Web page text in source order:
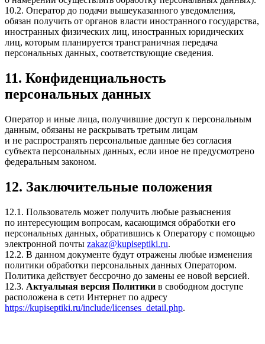
10.2. Оператор до подачи вышеуказанного уведомления,
обязан получить от органов власти иностранного государства,
иностранных физических лиц, иностранных юридических
лиц, которым планируется трансграничная передача
персональных данных, соответствующие сведения.
11. Конфиденциальность
персональных данных
Оператор и иные лица, получившие доступ к персональным
данным, обязаны не раскрывать третьим лицам
и не распространять персональные данные без согласия
субъекта персональных данных, если иное не предусмотрено
федеральным законом.
12. Заключительные положения
12.1. Пользователь может получить любые разъяснения
по интересующим вопросам, касающимся обработки его
персональных данных, обратившись к Оператору с помощью
электронной почты zakaz@kupiseptiki.ru.
12.2. В данном документе будут отражены любые изменения
политики обработки персональных данных Оператором.
Политика действует бессрочно до замены ее новой версией.
12.3. Актуальная версия Политики в свободном доступе
расположена в сети Интернет по адресу
https://kupiseptiki.ru/include/licenses_detail.php.